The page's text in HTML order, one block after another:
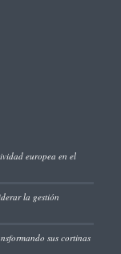
europea en el
la gestión
sus cortinas